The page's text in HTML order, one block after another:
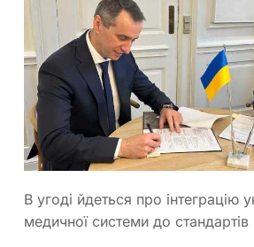
В угоді йдеться про інтеграцію
медичної системи до